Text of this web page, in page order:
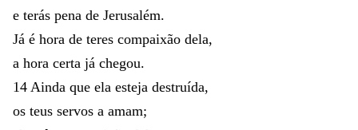
e terás pena de Jerusalém.
Já é hora de teres compaixão dela,
a hora certa já chegou.
14 Ainda que ela esteja destruída,
os teus servos a amam;